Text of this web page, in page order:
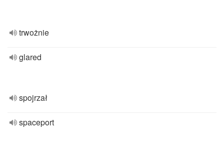
trwożnie
glared
spojrzał
spaceport